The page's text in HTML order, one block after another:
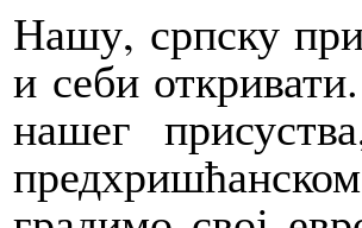
Нашу, српску
и себи
нашег